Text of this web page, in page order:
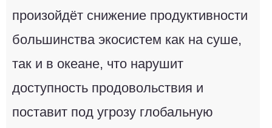
произойдёт снижение продуктивности
большинства экосистем как на суше,
так и в океане, что нарушит
доступность продовольствия и
поставит под угрозу глобальную